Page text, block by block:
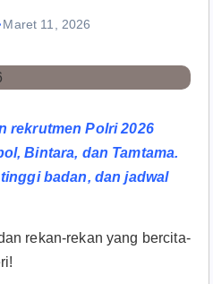
Maret 11, 2026
rekrutmen Polri 2026
Bintara, dan Tamtama.
badan, dan jadwal
rekan-rekan yang bercita-